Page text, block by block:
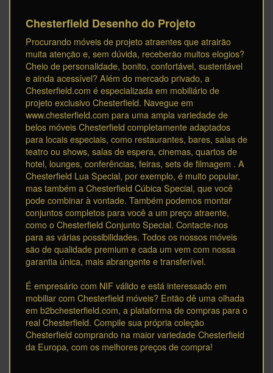
Chesterfield Desenho do Projeto
Procurando móveis de projeto atraentes que atrairão
muita atenção e, sem dúvida, receberão muitos elogios?
Cheio de personalidade, bonito, confortável, sustentável
e ainda acessível? Além do mercado privado, a
Chesterfield.com é especializada em mobiliário de
projeto exclusivo Chesterfield. Navegue em
www.chesterfield.com para uma ampla variedade de
belos móveis Chesterfield completamente adaptados
para locais especiais, como restaurantes, bares, salas de
teatro ou shows, salas de espera, cinemas, quartos de
hotel, lounges, conferências, feiras, sets de filmagem . A
Chesterfield Lua Special, por exemplo, é muito popular,
mas também a Chesterfield Cúbica Special, que você
pode combinar à vontade. Também podemos montar
conjuntos completos para você a um preço atraente,
como o Chesterfield Conjunto Special. Contacte-nos
para as várias possibilidades. Todos os nossos móveis
são de qualidade premium e cada um vem com nossa
garantia única, mais abrangente e transferível.
É empresário com NIF válido e está interessado em
mobiliar com Chesterfield móveis? Então dê uma olhada
em b2bchesterfield.com, a plataforma de compras para o
real Chesterfield. Compile sua própria coleção
Chesterfield comprando na maior variedade Chesterfield
da Europa, com os melhores preços de compra!